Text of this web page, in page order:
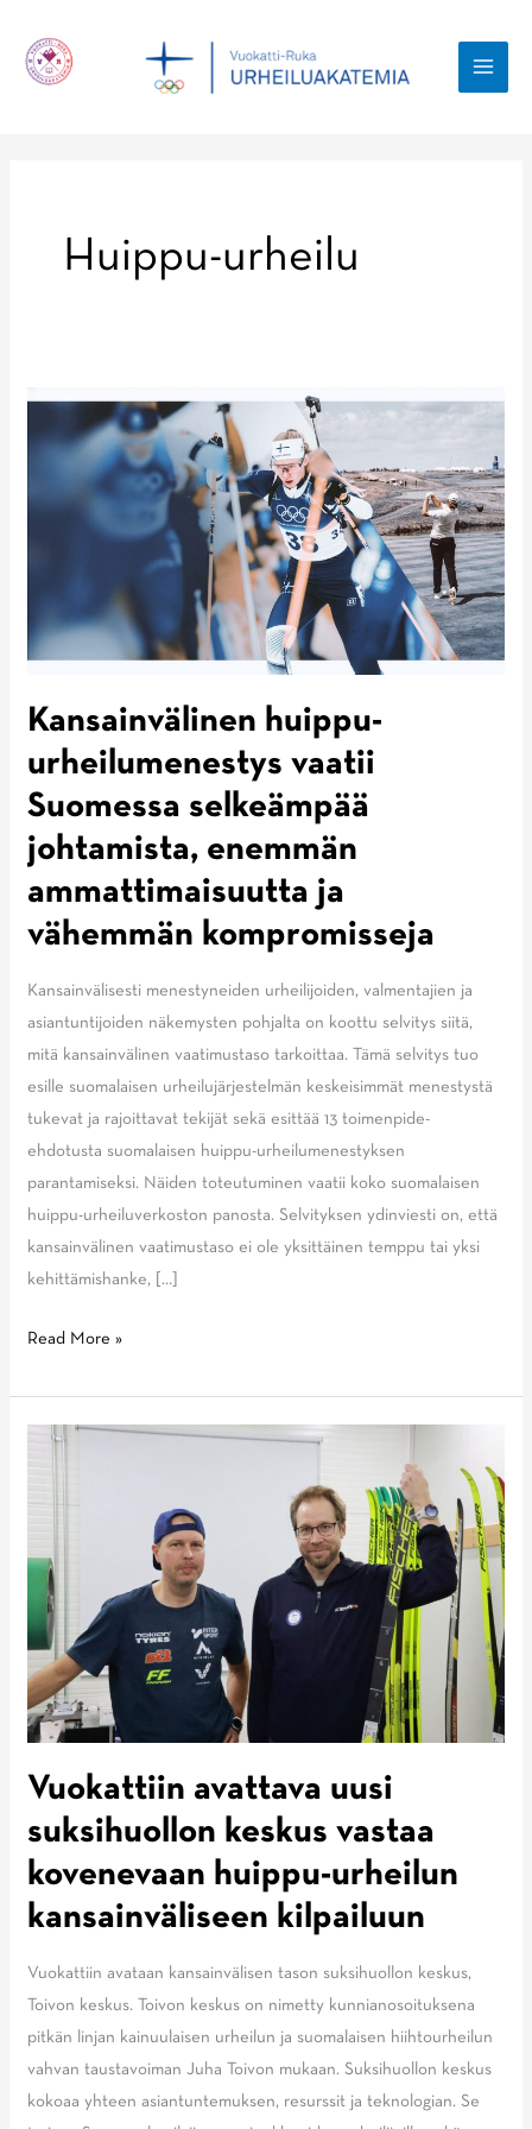
sisältöön
Huippu-urheilu
Kansainvälinen huippu-
urheilumenestys vaatii
Suomessa selkeämpää
johtamista, enemmän
ammattimaisuutta ja
vähemmän kompromisseja
Kansainvälisesti menestyneiden urheilijoiden, valmentajien ja
asiantuntijoiden näkemysten pohjalta on koottu selvitys siitä,
mitä kansainvälinen vaatimustaso tarkoittaa. Tämä selvitys tuo
esille suomalaisen urheilujärjestelmän keskeisimmät menestystä
tukevat ja rajoittavat tekijät sekä esittää 13 toimenpide-
ehdotusta suomalaisen huippu-urheilumenestyksen
parantamiseksi. Näiden toteutuminen vaatii koko suomalaisen
huippu-urheiluverkoston panosta. Selvityksen ydinviesti on, että
kansainvälinen vaatimustaso ei ole yksittäinen temppu tai yksi
kehittämishanke, […]
Kansainvälinen
urheilumenestys
vaatii
enemmän
ammattimaisuutta
ja
vähemmän
kompromisseja
Read More »
Vuokattiin avattava uusi
suksihuollon keskus vastaa
kovenevaan huippu-urheilun
kansainväliseen kilpailuun
Vuokattiin avataan kansainvälisen tason suksihuollon keskus,
Toivon keskus. Toivon keskus on nimetty kunnianosoituksena
pitkän linjan kainuulaisen urheilun ja suomalaisen hiihtourheilun
vahvan taustavoiman Juha Toivon mukaan. Suksihuollon keskus
kokoaa yhteen asiantuntemuksen, resurssit ja teknologian. Se